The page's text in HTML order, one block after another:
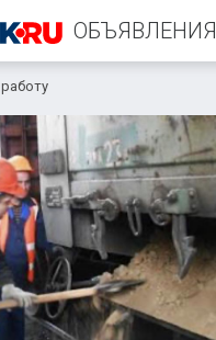
ОБЪЯВЛЕНИЯ
789-10-04